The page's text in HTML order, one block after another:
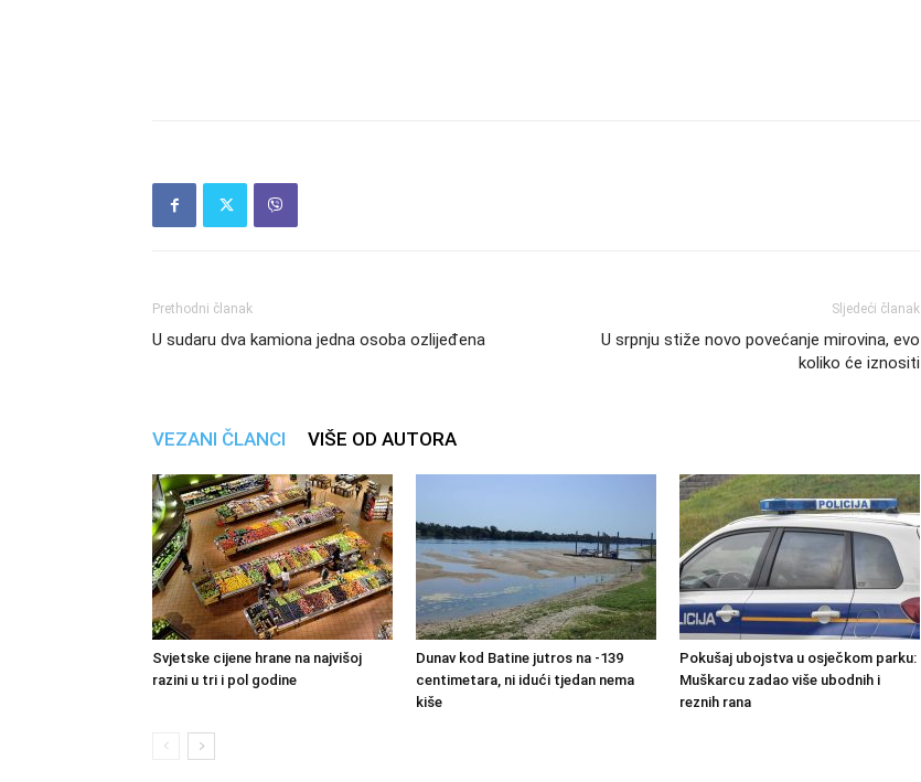
Prethodni članak
U sudaru dva kamiona jedna osoba ozlijeđena
Sljedeći članak
U srpnju stiže novo povećanje mirovina, evo
koliko će iznositi
VEZANI ČLANCI VIŠE OD AUTORA
Svjetske cijene hrane na najvišoj
razini u tri i pol godine
Dunav kod Batine jutros na -139
centimetara, ni idući tjedan nema
kiše
Pokušaj ubojstva u osječkom parku:
Muškarcu zadao više ubodnih i
reznih rana